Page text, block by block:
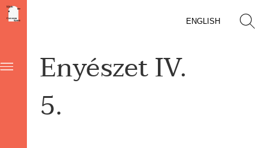
ENGLISH
Enyészet IV.
5.